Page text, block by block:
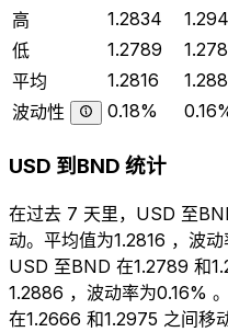
高
1.2834
低
1.2789
平均
1.2816
波动性
0.18%
USD 到BND 统计
在过去 7 天里，USD 至
动。平均值为1.2816 ，波
USD 至BND 在1.2789 和
1.2886 ，波动率为0.16%
在1.2666 和1.2975 之间移